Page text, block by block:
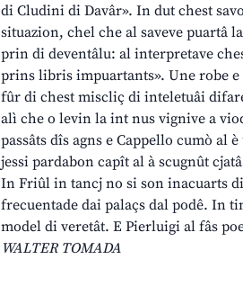
di Cludini di Davâr». In dut chest
situazion, chel che al saveve puartâ
prin di deventâlu: al interpretave
prins libris impuartants». Une robe e
fûr di chest miscliç di inteletuâi
alì che o levin la int nus vignive a
passâts dîs agns e Cappello cumò al
jessi pardabon capît al à scugnût
In Friûl in tancj no si son inacuarts
frecuentade dai palaçs dal podê. In
model di veretât. E Pierluigi al fâs
WALTER TOMADA